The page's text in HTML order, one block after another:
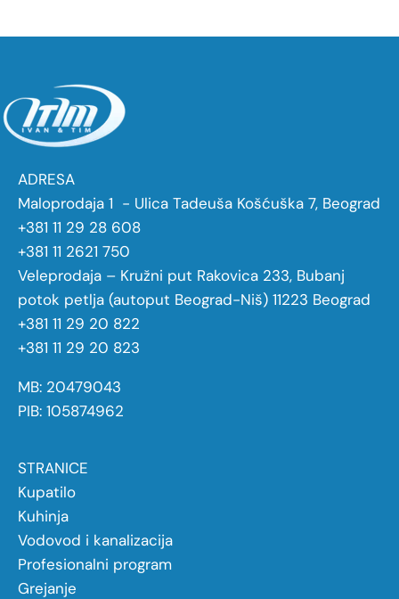
ADRESA
Maloprodaja 1 - Ulica Tadeuša Košćuška 7, Beograd
+381 11 29 28 608
+381 11 2621 750
Veleprodaja – Kružni put Rakovica 233, Bubanj
potok petlja (autoput Beograd-Niš) 11223 Beograd
+381 11 29 20 822
+381 11 29 20 823
MB: 20479043
PIB: 105874962
STRANICE
Kupatilo
Kuhinja
Vodovod i kanalizacija
Profesionalni program
Grejanje